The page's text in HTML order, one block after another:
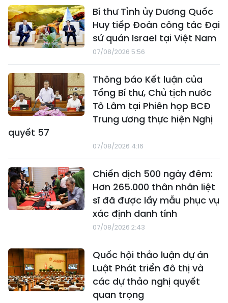
Bí thư Tỉnh ủy Dương Quốc
Huy tiếp Đoàn công tác Đại
sứ quán Israel tại Việt Nam
07/08/2026 5:56
Thông báo Kết luận của
Tổng Bí thư, Chủ tịch nước
Tô Lâm tại Phiên họp BCĐ
Trung ương thực hiện Nghị
quyết 57
07/08/2026 4:16
Chiến dịch 500 ngày đêm:
Hơn 265.000 thân nhân liệt
sĩ đã được lấy mẫu phục vụ
xác định danh tính
07/08/2026 2:43
Quốc hội thảo luận dự án
Luật Phát triển đô thị và
các dự thảo nghị quyết
quan trọng